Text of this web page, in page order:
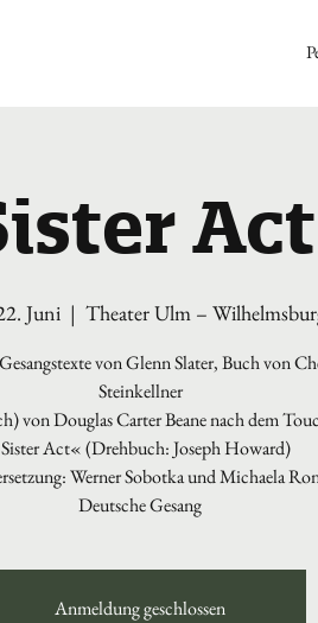
Act
Juni
  |
Theater Ulm –
von Glenn Slater, Buch von
Steinkellner
von Douglas Carter Beane nach dem
Act« (Drehbuch: Joseph Howard)
Werner Sobotka und Michaela
Deutsche Gesang
Anmeldung geschlossen